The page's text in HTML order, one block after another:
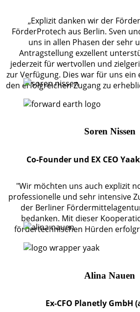
„Explizit danken wir der
FörderProtech aus Berlin. Sven
uns in allen Phasen der sehr
Antragstellung exzellent
jederzeit für wertvollen und
zur Verfügung. Dies war für uns
den erfolgreichen Zugang zu
Soren Nissen
Co-Founder und EX CEO
"Wir möchten uns auch explizit
professionelle und sehr intensive
der Berliner
bedanken. Mit dieser
fördertechnischen Hürden
Alina Nauen
Ex-CFO Planetly GmbH